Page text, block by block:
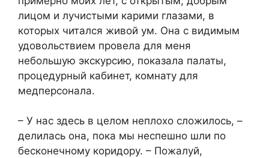
лицом и лучистыми карими глазами, в
которых читался живой ум. Она с видимым
удовольствием провела для меня
небольшую экскурсию, показала палаты,
процедурный кабинет, комнату для
медперсонала.
– У нас здесь в целом неплохо сложилось, –
делилась она, пока мы неспешно шли по
бесконечному коридору. – Пожалуй,